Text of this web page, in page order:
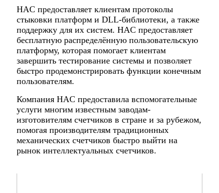
HAC предоставляет клиентам протоколы
стыковки платформ и DLL-библиотеки, а также
поддержку для их систем. HAC предоставляет
бесплатную распределённую пользовательскую
платформу, которая помогает клиентам
завершить тестирование системы и позволяет
быстро продемонстрировать функции конечным
пользователям.
Компания HAC предоставила вспомогательные
услуги многим известным заводам-
изготовителям счетчиков в стране и за рубежом,
помогая производителям традиционных
механических счетчиков быстро выйти на
рынок интеллектуальных счетчиков.